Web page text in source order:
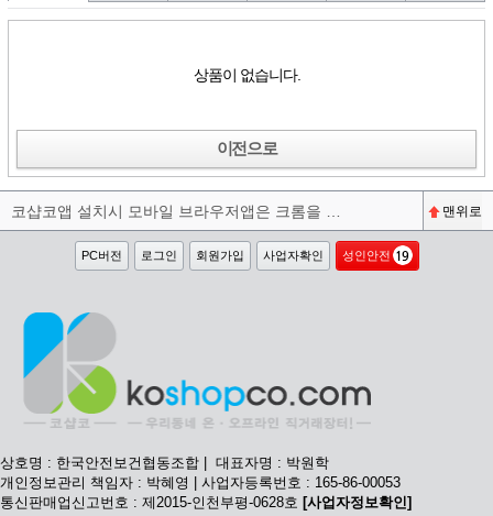
상품이 없습니다.
이전으로
맨위로
PC버전 로그인 회원가입 사업자확인 성인안전
상호명 : 한국안전보건협동조합 | 대표자명 : 박원학
개인정보관리 책임자 : 박혜영 | 사업자등록번호 : 165-86-00053
통신판매업신고번호 : 제2015-인천부평-0628호 [사업자정보확인]